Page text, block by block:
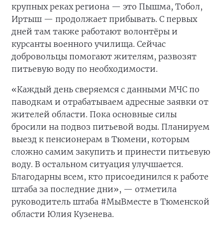
крупных реках региона — это Пышма, Тобол,
Иртыш — продолжает прибывать. С первых
дней там также работают волонтёры и
курсанты военного училища. Сейчас
добровольцы помогают жителям, развозят
питьевую воду по необходимости.
«Каждый день сверяемся с данными МЧС по
паводкам и отрабатываем адресные заявки от
жителей области. Пока основные силы
бросили на подвоз питьевой воды. Планируем
выезд к пенсионерам в Тюмени, которым
сложно самим закупить и принести питьевую
воду. В остальном ситуация улучшается.
Благодарны всем, кто присоединился к работе
штаба за последние дни», — отметила
руководитель штаба #МыВместе в Тюменской
области Юлия Кузенева.